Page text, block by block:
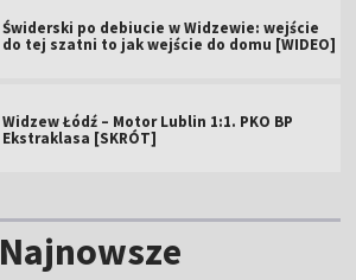
Świderski po debiucie w Widzewie: wejście
do tej szatni to jak wejście do domu [WIDEO]
Widzew Łódź – Motor Lublin 1:1. PKO BP
Ekstraklasa [SKRÓT]
Najnowsze